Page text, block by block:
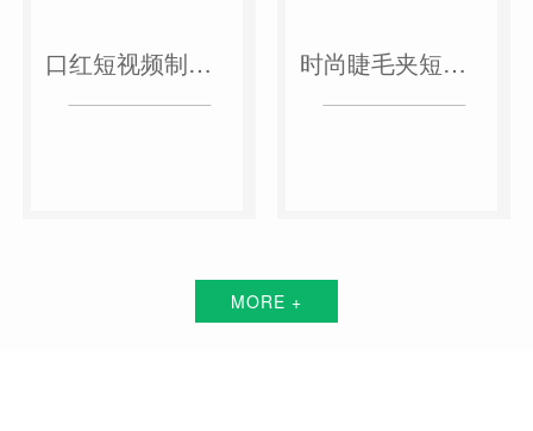
口红短视频制作案例 时尚睫毛夹短视频案例
MORE +